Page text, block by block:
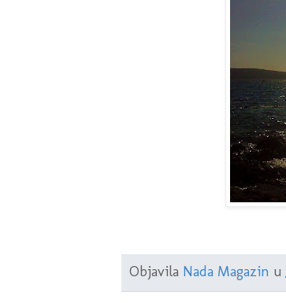
Objavila Nada Magazin u